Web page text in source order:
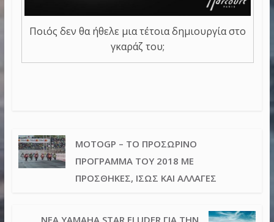
Ποιός δεν θα ήθελε μια τέτοια δημιουργία στο
γκαράζ του;
MOTOGP – ΤΟ ΠΡΟΣΩΡΙΝΌ
ΠΡΌΓΡΑΜΜΑ ΤΟΥ 2018 ΜΕ
ΠΡΟΣΘΉΚΕΣ, ΊΣΩΣ ΚΑΙ ΑΛΛΑΓΈΣ
ΝΈΑ YAMAHA STAR ELUDER ΓΙΑ ΤΗΝ